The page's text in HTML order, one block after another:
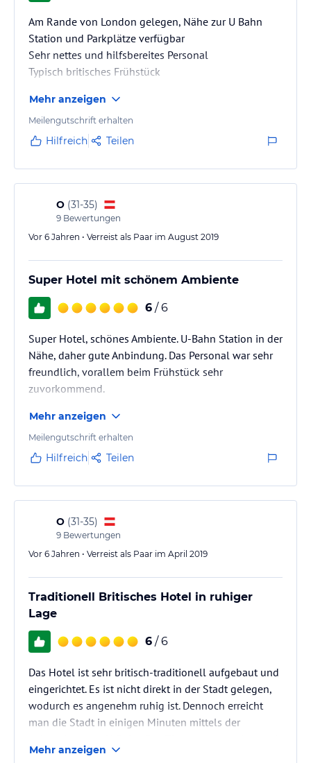
Am Rande von London gelegen, Nähe zur U Bahn
Station und Parkplätze verfügbar
Sehr nettes und hilfsbereites Personal
Typisch britisches Frühstück
Mehr anzeigen
Meilengutschrift erhalten
Hilfreich Teilen
O (31-35)
9 Bewertungen
Vor 6 Jahren • Verreist als Paar im August 2019
Super Hotel mit schönem Ambiente
6 / 6
Super Hotel, schönes Ambiente. U-Bahn Station in der
Nähe, daher gute Anbindung. Das Personal war sehr
freundlich, vorallem beim Frühstück sehr
zuvorkommend.
Mehr anzeigen
Meilengutschrift erhalten
Hilfreich Teilen
O (31-35)
9 Bewertungen
Vor 6 Jahren • Verreist als Paar im April 2019
Traditionell Britisches Hotel in ruhiger
Lage
6 / 6
Das Hotel ist sehr britisch-traditionell aufgebaut und
eingerichtet. Es ist nicht direkt in der Stadt gelegen,
wodurch es angenehm ruhig ist. Dennoch erreicht
man die Stadt in einigen Minuten mittels der
das Personal sehr nett und zuvorkommend.
Mehr anzeigen